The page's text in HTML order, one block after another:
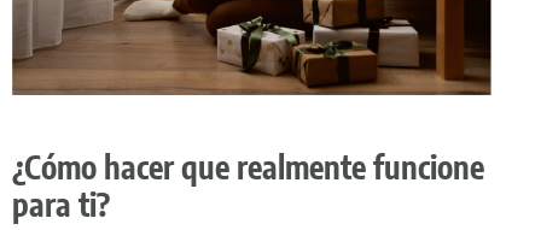
¿Cómo hacer que realmente funcione
para ti?